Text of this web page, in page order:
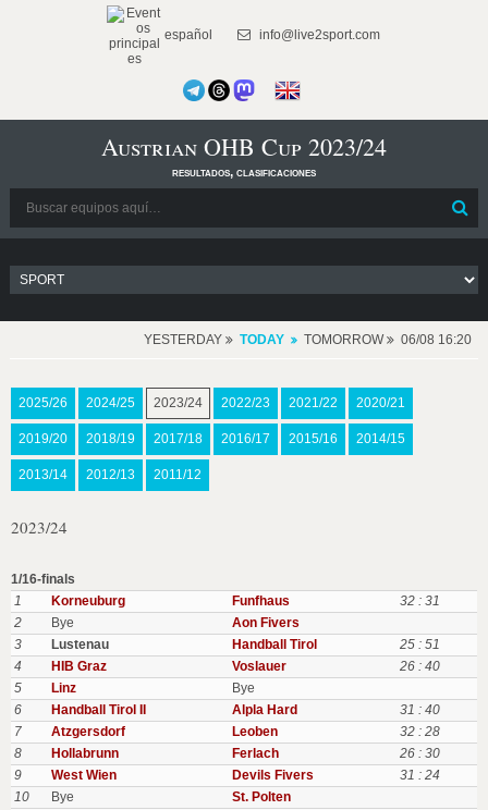
español info@live2sport.com
Austrian OHB Cup 2023/24
resultados, clasificaciones
YESTERDAY TODAY TOMORROW 06/08 16:20
2025/26 2024/25 2023/24 2022/23 2021/22 2020/21
2019/20 2018/19 2017/18 2016/17 2015/16 2014/15
2013/14 2012/13 2011/12
2023/24
1/16-finals
1
Korneuburg Funfhaus
32 : 31
2
Bye
Aon Fivers
3
Lustenau Handball Tirol
25 : 51
4
HIB Graz Voslauer
26 : 40
5
Linz
Bye
6
Handball Tirol II Alpla Hard
31 : 40
7
Atzgersdorf Leoben
32 : 28
8
Hollabrunn Ferlach
26 : 30
9
West Wien Devils Fivers
31 : 24
10
Bye
St. Polten